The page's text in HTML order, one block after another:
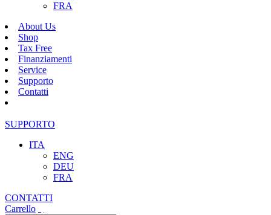
FRA
About Us
Shop
Tax Free
Finanziamenti
Service
Supporto
Contatti
SUPPORTO
ITA
ENG
DEU
FRA
CONTATTI
Carrello